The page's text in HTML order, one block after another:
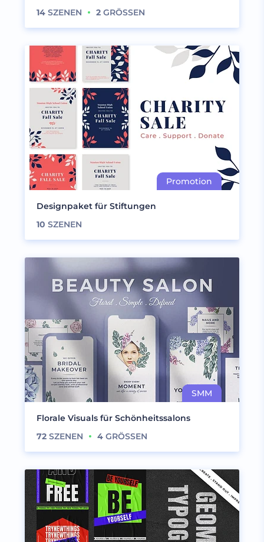
14 SZENEN 2 GRÖSSEN
Designpaket für Stiftungen
10 SZENEN
Florale Visuals für Schönheitssalons
72 SZENEN 4 GRÖSSEN